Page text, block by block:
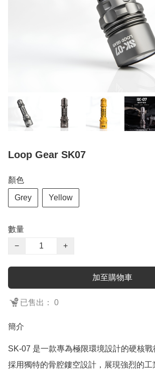
Loop Gear SK07
顏色
Grey Yellow
數量
−
+
加至購物車
已售出： 0
簡介
SK-07 是一款專為極限環境設計的硬核
採用獨特的骨腔鏤空設計，展現強烈的